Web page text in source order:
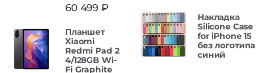
60 499 ₽
Планшет
Xiaomi
Redmi Pad 2
4/128GB Wi-
Fi Graphite
Накладка
Silicone Case
for iPhone 15
без логотипа
синий